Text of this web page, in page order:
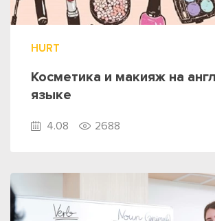
HURT
Косметика и макияж на
языке
4.08 2688